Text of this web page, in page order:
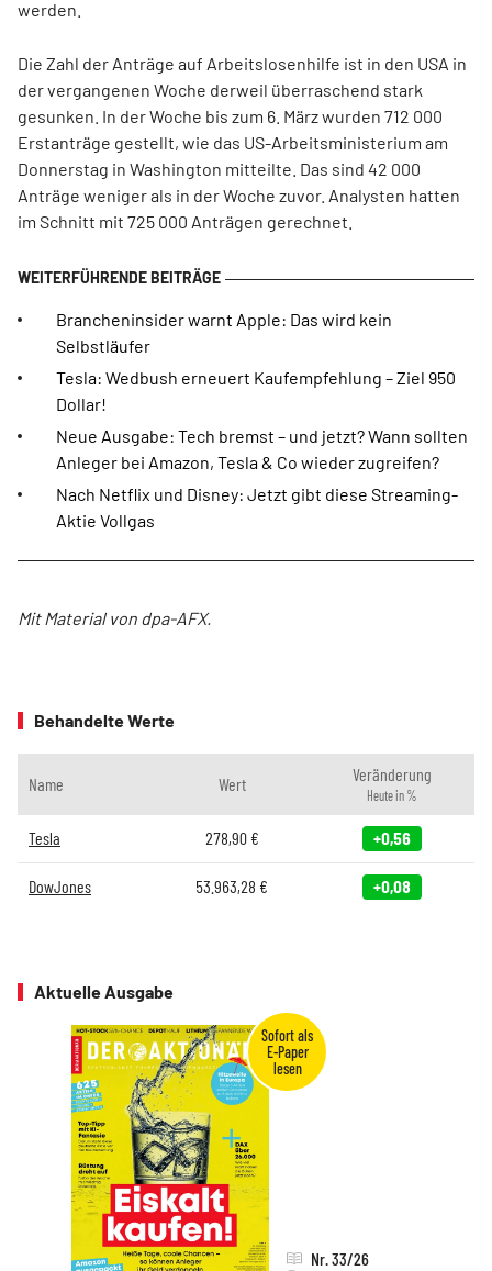
werden.
Die Zahl der Anträge auf Arbeitslosenhilfe ist in den USA in
der vergangenen Woche derweil überraschend stark
gesunken. In der Woche bis zum 6. März wurden 712 000
Erstanträge gestellt, wie das US-Arbeitsministerium am
Donnerstag in Washington mitteilte. Das sind 42 000
Anträge weniger als in der Woche zuvor. Analysten hatten
im Schnitt mit 725 000 Anträgen gerechnet.
Brancheninsider warnt Apple: Das wird kein
Selbstläufer
Tesla: Wedbush erneuert Kaufempfehlung – Ziel 950
Dollar!
Neue Ausgabe: Tech bremst – und jetzt? Wann sollten
Anleger bei Amazon, Tesla & Co wieder zugreifen?
Nach Netflix und Disney: Jetzt gibt diese Streaming-
Aktie Vollgas
Mit Material von dpa-AFX.
Behandelte Werte
Name Wert Veränderung
Heute in %
Tesla 278,90€ +0,56
DowJones 53.963,28 € +0,08
Aktuelle Ausgabe
Nr. 33/26